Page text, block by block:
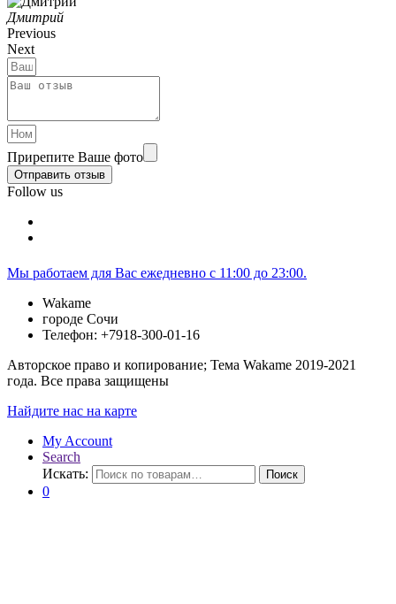
Дмитрий
Previous
Next
Прирепите Ваше фото
Отправить отзыв
Follow us
Мы работаем для Вас ежедневно с 11:00 до 23:00.
Wakame
городе Сочи
Телефон: +7918-300-01-16
Авторское право и копирование; Тема Wakame 2019-2021
года. Все права защищены
Найдите нас на карте
My Account
Search
Искать:
Поиск
0